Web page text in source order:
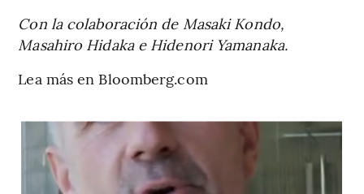
Con la colaboración de Masaki Kondo,
Masahiro Hidaka e Hidenori Yamanaka.
Lea más en Bloomberg.com